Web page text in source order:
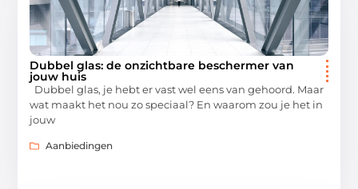
Dubbel glas: de onzichtbare beschermer van
jouw huis
Dubbel glas, je hebt er vast wel eens van gehoord. Maar
wat maakt het nou zo speciaal? En waarom zou je het in
jouw
Aanbiedingen